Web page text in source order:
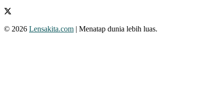
© 2026 Lensakita.com | Menatap dunia lebih luas.